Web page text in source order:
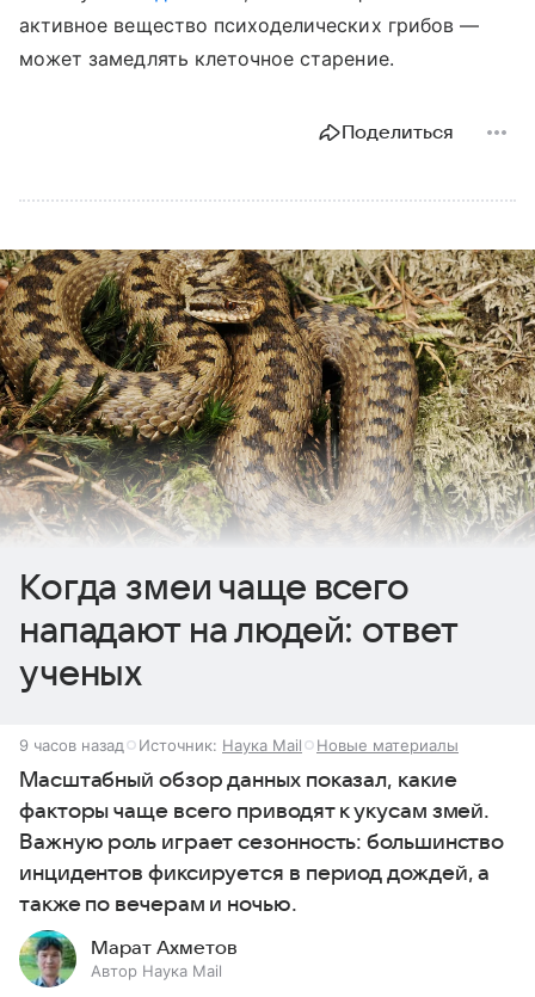
активное вещество психоделических грибов —
может замедлять клеточное старение.
Поделиться
Когда змеи чаще всего
нападают на людей: ответ
ученых
9 часов назад Источник: Наука Mail Новые материалы
Масштабный обзор данных показал, какие
факторы чаще всего приводят к укусам змей.
Важную роль играет сезонность: большинство
инцидентов фиксируется в период дождей, а
также по вечерам и ночью.
Марат Ахметов
Автор Наука Mail